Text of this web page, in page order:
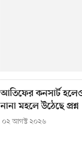
আতিফের কনসার্ট
নানা মহলে উঠেছে প্রশ্ন
০২ আগস্ট ২০২৬